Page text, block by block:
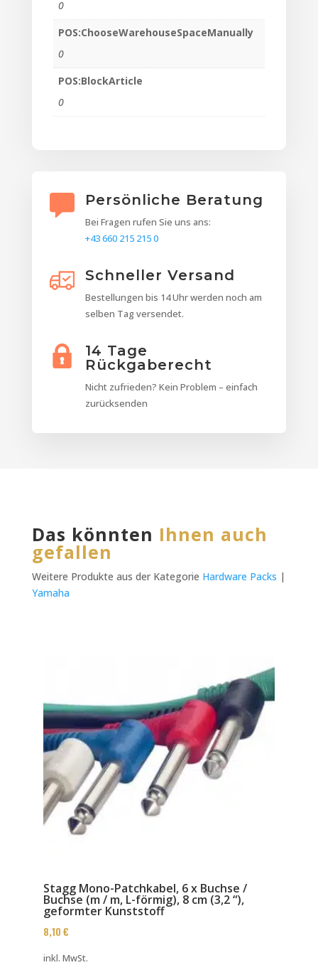
0
POS:ChooseWarehouseSpaceManually
0
POS:BlockArticle
0
Persönliche Beratung
Bei Fragen rufen Sie uns ans:
+43 660 215 215 0
Schneller Versand
Bestellungen bis 14 Uhr werden noch am
selben Tag versendet.
14 Tage
Rückgaberecht
Nicht zufrieden? Kein Problem – einfach
zurücksenden
Das könnten Ihnen auch
gefallen
Weitere Produkte aus der Kategorie Hardware Packs |
Yamaha
Stagg Mono-Patchkabel, 6 x Buchse /
Buchse (m / m, L-förmig), 8 cm (3,2 “),
geformter Kunststoff
8,10 €
inkl. MwSt.